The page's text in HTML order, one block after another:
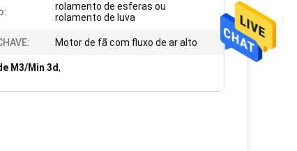
rolamento de esferas ou
rolamento de luva
Motor de fã com fluxo de ar alto
M3/Min 3d,